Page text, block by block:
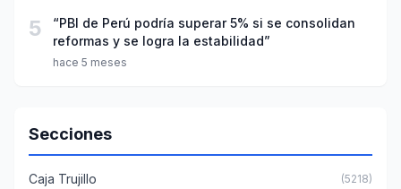
5
“PBI de Perú podría superar 5% si se consolidan
reformas y se logra la estabilidad”
hace 5 meses
Secciones
Caja Trujillo (5218)